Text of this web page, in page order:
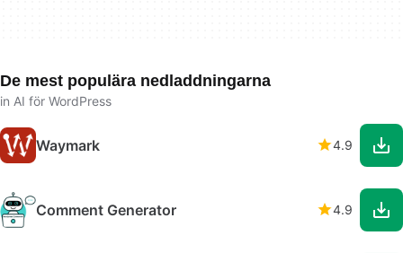
De mest populära nedladdningarna
in AI för WordPress
Waymark 4.9
Comment Generator 4.9